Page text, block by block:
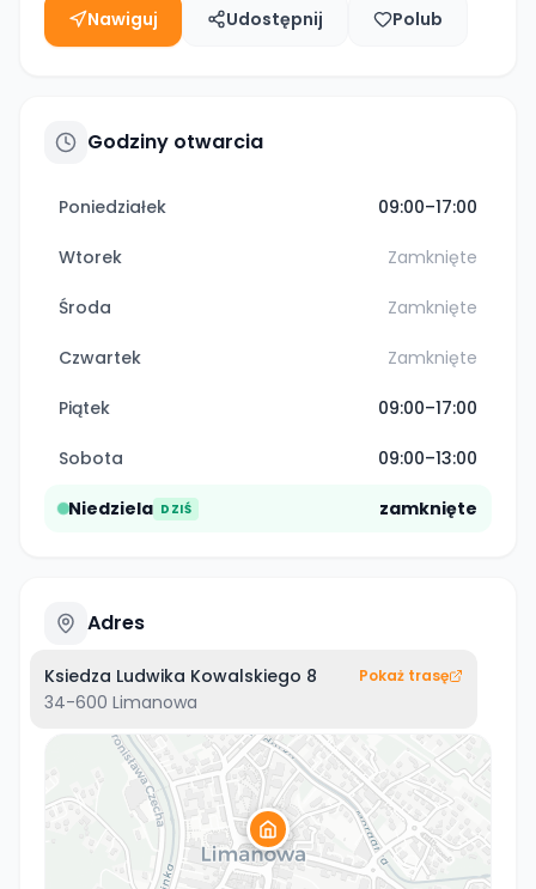
Nawiguj Udostępnij Polub
Godziny otwarcia
Poniedziałek 09:00–17:00
Wtorek Zamknięte
Środa Zamknięte
Czwartek Zamknięte
Piątek 09:00–17:00
Sobota 09:00–13:00
Niedziela DZIŚ zamknięte
Adres
Ksiedza Ludwika Kowalskiego 8
34-600 Limanowa
Pokaż trasę